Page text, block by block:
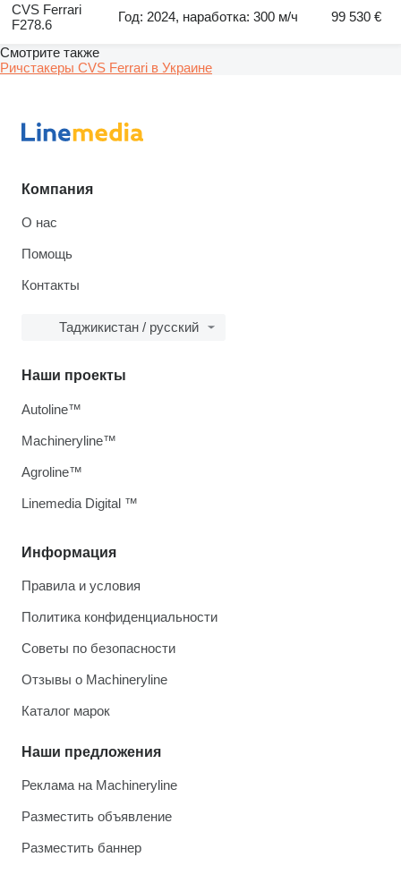
CVS Ferrari
F278.6
Год: 2024, наработка: 300 м/ч 99 530 €
Смотрите также
Ричстакеры CVS Ferrari в Украине
Компания
О нас
Помощь
Контакты
Таджикистан / русский
Информация
Правила и условия
Политика конфиденциальности
Советы по безопасности
Отзывы о Machineryline
Каталог марок
Наши предложения
Реклама на Machineryline
Разместить объявление
Разместить баннер
Наши проекты
Autoline™
Machineryline™
Agroline™
Linemedia Digital ™